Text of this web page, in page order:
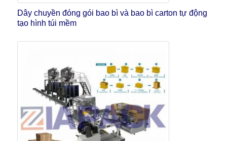
Dây chuyền đóng gói bao bì và bao bì carton tự động
tạo hình túi mềm